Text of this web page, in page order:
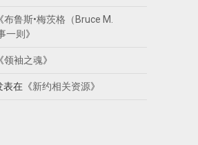
布鲁斯•梅茨格（Bruce M.
一则 》
领袖之魂》
表在《新约相关资源》